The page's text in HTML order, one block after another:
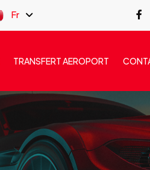
Fr
TRANSFERT AEROPORT